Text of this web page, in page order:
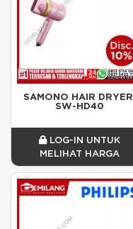
SAMONO HAIR DRYER
SW-HD40
LOG-IN UNTUK
MELIHAT HARGA